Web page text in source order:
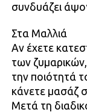
συνδυάζει
Στα Μαλλιά
Αν έχετε
των
την ποιότητά
κάνετε μασάζ
Μετά τη